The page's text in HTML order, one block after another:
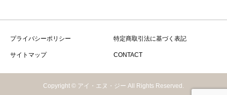
プライバシーポリシー 特定商取引法に基づく表記
サイトマップ CONTACT
Copyright © アイ・エヌ・ジー All Rights Reserved.